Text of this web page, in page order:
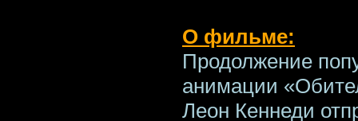
О фильме:
Продолжение
анимации
Леон Кеннеди